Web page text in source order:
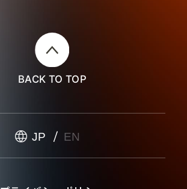
BACK TO TOP
EN
JP